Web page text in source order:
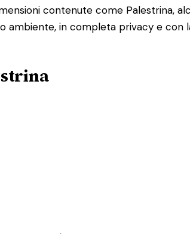
contenute come Palestrina,
ambiente, in completa privacy e